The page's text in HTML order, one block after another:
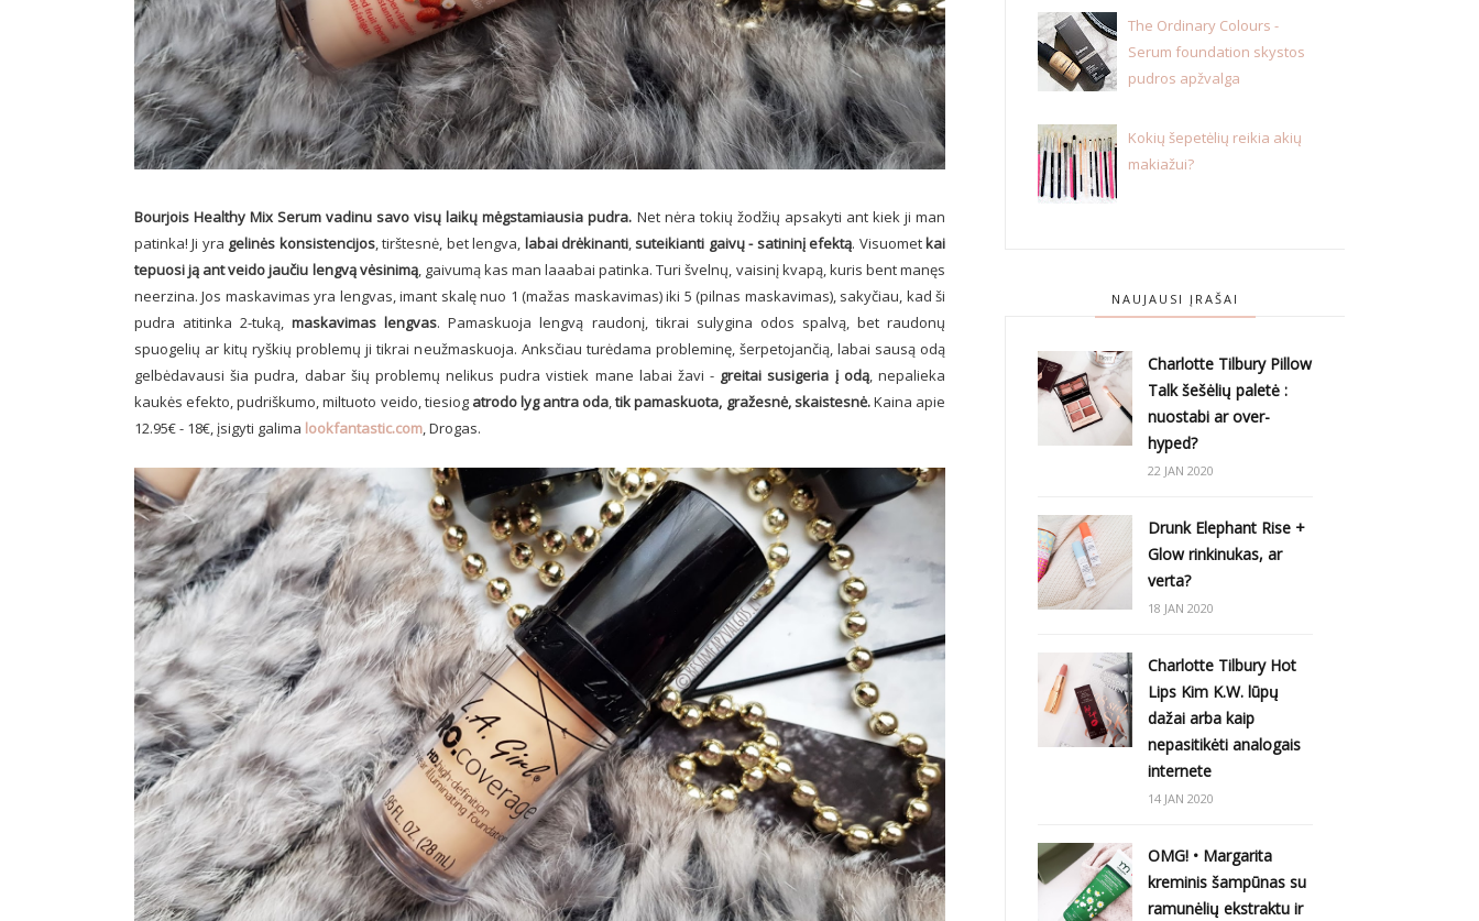
Bourjois Healthy Mix Serum vadinu savo visų laikų mėgstamiausia pudra. Net nėra tokių žodžių apsakyti ant kiek ji man
patinka! Ji yra gelinės konsistencijos, tirštesnė, bet lengva, labai drėkinanti,suteikianti gaivų - satininį efektą. Visuometkai
tepuosi ją ant veido jaučiu lengvą vėsinimą, gaivumą kas man laaabai patinka. Turi švelnų, vaisinį kvapą, kuris bent manęs
neerzina. Jos maskavimas yra lengvas, imant skalę nuo 1 (mažas maskavimas) iki 5 (pilnas maskavimas), sakyčiau, kad ši
pudra atitinka 2-tuką,maskavimas lengvas. Pamaskuoja lengvą raudonį, tikrai sulygina odos spalvą, bet raudonų
spuogelių ar kitų ryškių problemų ji tikrai neužmaskuoja. Anksčiau turėdama probleminę, šerpetojančią, labai sausą odą
gelbėdavausi šia pudra, dabar šių problemų nelikus pudra vistiek mane labai žavi - greitai susigeria į odą, nepalieka
kaukės efekto, pudriškumo, miltuoto veido, tiesiogatrodo lyg antra oda,tik pamaskuota, gražesnė, skaistesnė.Kaina apie
12.95€ - 18€, įsigyti galima lookfantastic.com, Drogas.
The Ordinary Colours -
Serum foundation skystos
pudros apžvalga
Kokių šepetėlių reikia akių
makiažui?
NAUJAUSI ĮRAŠAI
Charlotte Tilbury Pillow
Talk šešėlių paletė :
nuostabi ar over-
hyped?
22 JAN 2020
Drunk Elephant Rise +
Glow rinkinukas, ar
verta?
18 JAN 2020
Charlotte Tilbury Hot
Lips Kim K.W. lūpų
dažai arba kaip
nepasitikėti analogais
internete
14 JAN 2020
OMG! • Margarita
kreminis šampūnas su
ramunėlių ekstraktu ir